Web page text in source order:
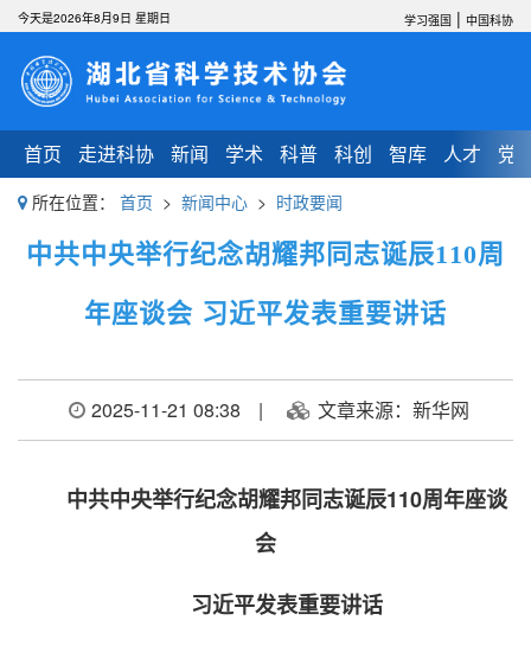
首页 走进科协 新闻 学术 科普 科创 智库 人才 党
今天是2026年8月9日 星期日 学习强国 | 中国科协
所在位置： 首页 > 新闻中心 > 时政要闻
中共中央举行纪念胡耀邦同志诞辰110周
年座谈会 习近平发表重要讲话
2025-11-21 08:38 | 文章来源：新华网
中共中央举行纪念胡耀邦同志诞辰110周年座谈
会
习近平发表重要讲话